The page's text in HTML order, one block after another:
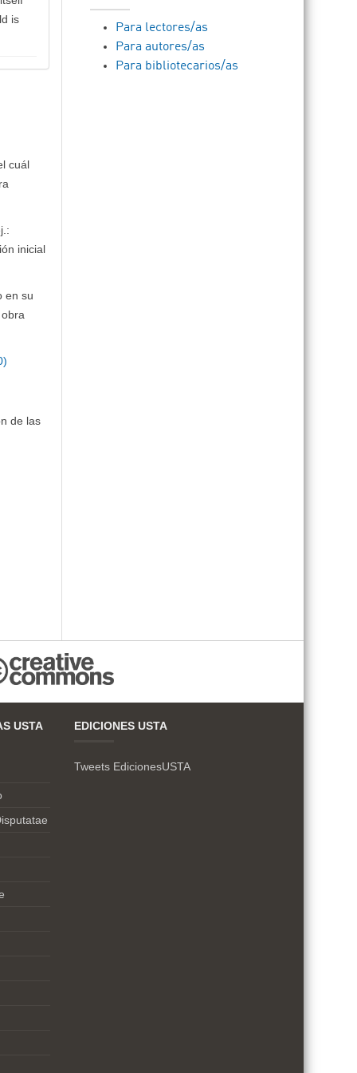
is
cuál
inicial
en su
de las
Para lectores/as
Para autores/as
Para bibliotecarios/as
USTA EDICIONES USTA
Tweets EdicionesUSTA